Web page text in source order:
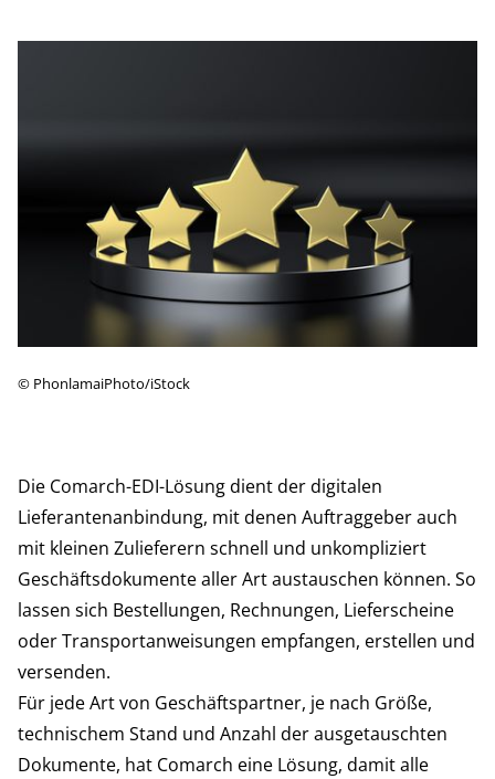
© PhonlamaiPhoto/iStock
Die Comarch-EDI-Lösungdient der digitalen
Lieferantenanbindung, mit denen Auftraggeber auch
mit kleinen Zulieferern schnell und unkompliziert
Geschäftsdokumente aller Art austauschen können. So
lassen sich Bestellungen, Rechnungen, Lieferscheine
oder Transportanweisungen empfangen, erstellen und
versenden.
Für jede Art von Geschäftspartner, je nach Größe,
technischem Stand und Anzahl der ausgetauschten
Dokumente, hat Comarch eine Lösung, damit alle